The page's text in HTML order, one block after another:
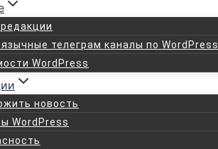
телеграм каналы по WordPress
WordPress
новость
WordPress